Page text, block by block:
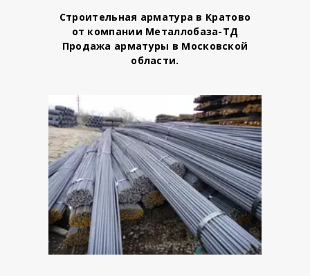
Строительная арматура в Кратово
от компании Металлобаза-ТД
Продажа арматуры в Московской
области.